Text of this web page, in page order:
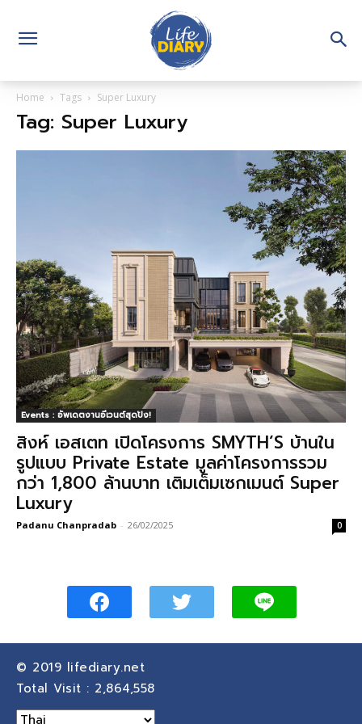
Home Tags Super Luxury
Tag: Super Luxury
Events : อัพเดตงานอีเวนต์สุดปัง!
สิงห์ เอสเตท เปิดโครงการ SMYTH’S บ้านใน
รูปแบบ Private Estate มูลค่าโครงการรวม
กว่า 1,800 ล้านบาท เติมเต็มเซกเมนต์ Super
Luxury
Padanu Chanpradab - 26/02/2025 0
© 2019 lifediary.net
Total Visit : 2,864,558